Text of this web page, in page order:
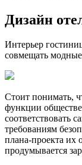
Дизайн
Интерьер
совмещать
Стоит понимать,
функции
соответствовать
требованиям
плана-проекта их
продумывается